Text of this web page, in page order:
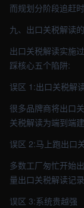
而规划分阶段追赶
九、出口关税解读
出口关税解读实施
踩核心五个陷阱:
误区 1:出口关税解
很多品牌商将出口
关税解读为端到端
误区 2:马上跑出口
多数工厂匆忙开始
量出口关税解读记
误区 3:系统贵越强